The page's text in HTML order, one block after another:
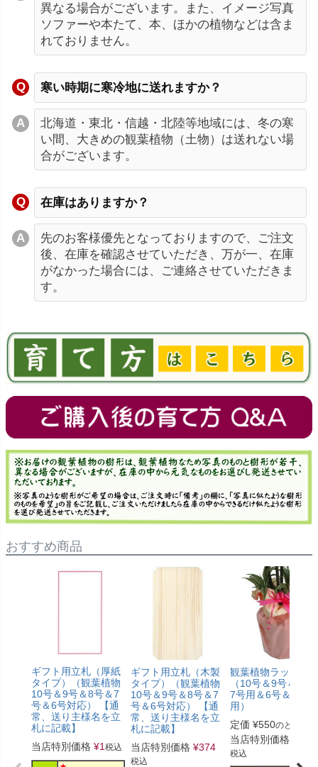
異なる場合がございます。また、イメージ写真
ソファーや本たて、本、ほかの植物などは含ま
れておりません。
寒い時期に寒冷地に送れますか？
北海道・東北・信越・北陸等地域には、冬の寒
い間、大きめの観葉植物（土物）は送れない場
合がございます。
在庫はありますか？
先のお客様優先となっておりますので、ご注文
後、在庫を確認させていただき、万が一、在庫
がなかった場合には、ご連絡させていただきま
す。
おすすめ商品
ギフト用立札（厚紙
タイプ）（観葉植物
10号＆9号＆8号＆7
号＆6号対応） 【通
常、送り主様名を立
札に記載】
当店特別価格 ¥1税込
ギフト用立札（木製
タイプ）（観葉植物
10号＆9号＆8号＆7
号＆6号対応） 【通
常、送り主様名を立
札に記載】
当店特別価格 ¥374
税込
観葉植物ラッピン
（10号＆9号＆8号
7号用＆6号＆5号
用）
定価 ¥550のところ
当店特別価格
税込